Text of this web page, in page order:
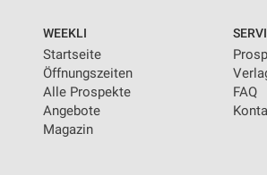
WEEKLI
Startseite
Öffnungszeiten
Alle Prospekte
Angebote
Magazin
FAQ